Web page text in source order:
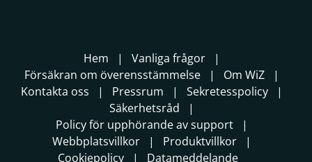
Hem
Vanliga frågor
Försäkran om överensstämmelse
Om WiZ
Kontakta oss
Pressrum
Sekretesspolicy
Säkerhetsråd
Policy för upphörande av support
Webbplatsvillkor
Produktvillkor
Cookiepolicy
Datameddelande